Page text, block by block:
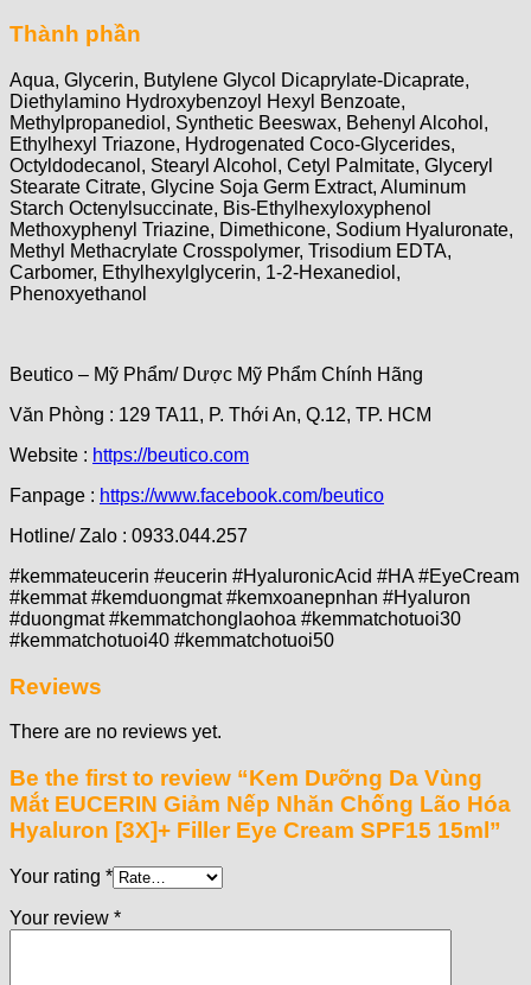
Thành phần
Aqua, Glycerin, Butylene Glycol Dicaprylate-Dicaprate,
Diethylamino Hydroxybenzoyl Hexyl Benzoate,
Methylpropanediol, Synthetic Beeswax, Behenyl Alcohol,
Ethylhexyl Triazone, Hydrogenated Coco-Glycerides,
Octyldodecanol, Stearyl Alcohol, Cetyl Palmitate, Glyceryl
Stearate Citrate, Glycine Soja Germ Extract, Aluminum
Starch Octenylsuccinate, Bis-Ethylhexyloxyphenol
Methoxyphenyl Triazine, Dimethicone, Sodium Hyaluronate,
Methyl Methacrylate Crosspolymer, Trisodium EDTA,
Carbomer, Ethylhexylglycerin, 1-2-Hexanediol,
Phenoxyethanol
Beutico – Mỹ Phẩm/ Dược Mỹ Phẩm Chính Hãng
Văn Phòng : 129 TA11, P. Thới An, Q.12, TP. HCM
Website : https://beutico.com
Fanpage : https://www.facebook.com/beutico
Hotline/ Zalo : 0933.044.257
#kemmateucerin #eucerin #HyaluronicAcid #HA #EyeCream
#kemmat #kemduongmat #kemxoanepnhan #Hyaluron
#duongmat #kemmatchonglaohoa #kemmatchotuoi30
#kemmatchotuoi40 #kemmatchotuoi50
Reviews
There are no reviews yet.
Be the first to review “Kem Dưỡng Da Vùng
Mắt EUCERIN Giảm Nếp Nhăn Chống Lão Hóa
Hyaluron [3X]+ Filler Eye Cream SPF15 15ml”
Your rating *
Your review *